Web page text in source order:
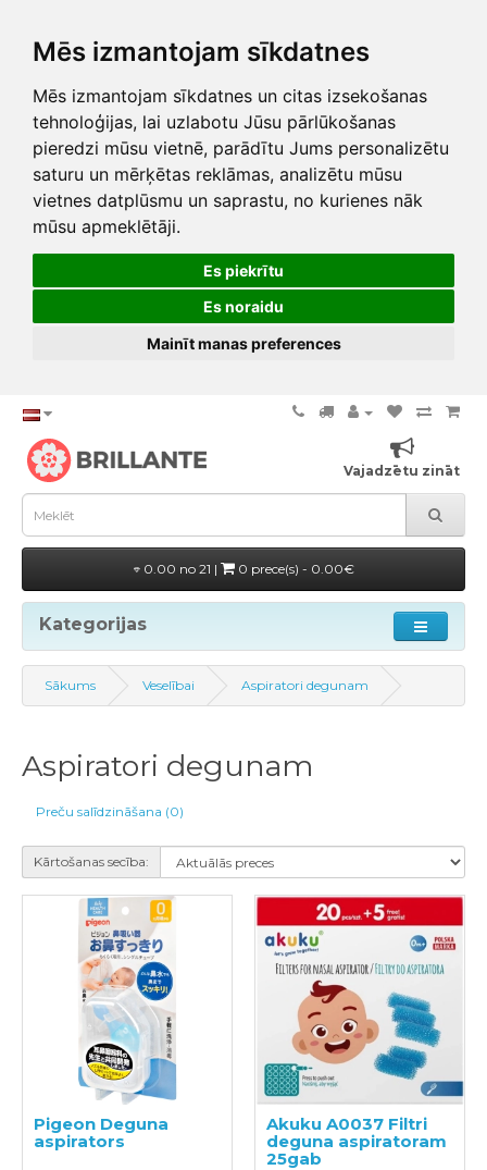
Mēs izmantojam sīkdatnes
Mēs izmantojam sīkdatnes un citas izsekošanas
tehnoloģijas, lai uzlabotu Jūsu pārlūkošanas
pieredzi mūsu vietnē, parādītu Jums personalizētu
saturu un mērķētas reklāmas, analizētu mūsu
vietnes datplūsmu un saprastu, no kurienes nāk
mūsu apmeklētāji.
Es piekrītu
Es noraidu
Mainīt manas preferences
Vajadzētu zināt
0.00 no 21 | 0 prece(s) - 0.00€
Kategorijas
Sākums Veselībai Aspiratori degunam
Aspiratori degunam
Preču salīdzināšana (0)
Kārtošanas secība:
Pigeon Deguna
aspirators
Akuku A0037 Filtri
deguna aspiratoram
25gab